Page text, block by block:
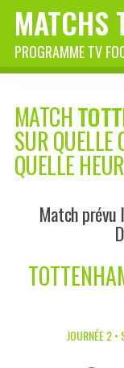
MATCHS
PROGRAMME TV
MATCH
SUR QUELLE
QUELLE
Match prévu
JOURNÉE 2